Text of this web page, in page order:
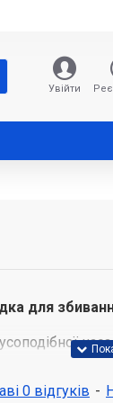
Увійти
для
за
0 відгуків -